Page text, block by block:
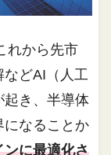
れから先市
どAI（人工
起き、半導体
になることか
ンに最適化さ